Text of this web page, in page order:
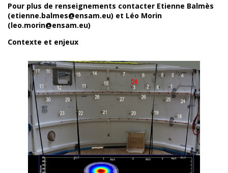
Pour plus de renseignements contacter Etienne Balmès
(etienne.balmes@ensam.eu) et Léo Morin
(leo.morin@ensam.eu)
Contexte et enjeux